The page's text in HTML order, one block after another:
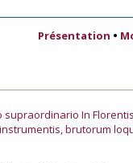
Présentation •
In
brutorum